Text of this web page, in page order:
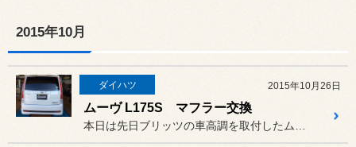
2015年10月
ダイハツ 2015年10月26日
ムーヴ L175S マフラー交換